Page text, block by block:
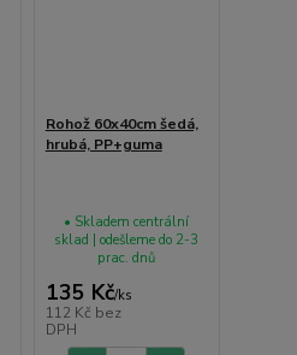
Rohož 60x40cm šedá,
hrubá, PP+guma
135 Kč/ks
112 Kč bez
DPH
• Skladem centrální
sklad | odešleme do 2-3
prac. dnů